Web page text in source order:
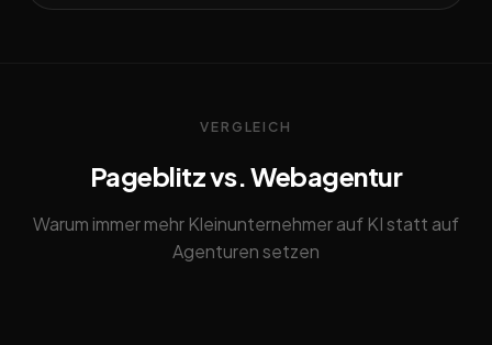
VERGLEICH
Pageblitz vs. Webagentur
Warum immer mehr Kleinunternehmer auf KI statt auf
Agenturen setzen